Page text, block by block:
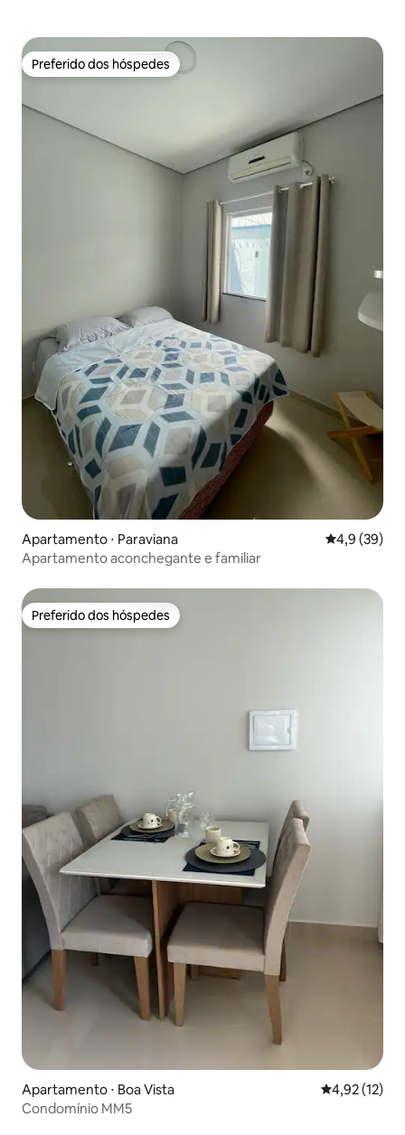
Preferido dos hóspedes
Preferido dos hóspedes
Apartamento ⋅ Paraviana 4,9 de uma
4,9 (39)
Apartamento aconchegante e familiar
Preferido dos hóspedes
Preferido dos hóspedes
Apartamento ⋅ Boa Vista 4,92 de uma
4,92 (12)
Condomínio MM5